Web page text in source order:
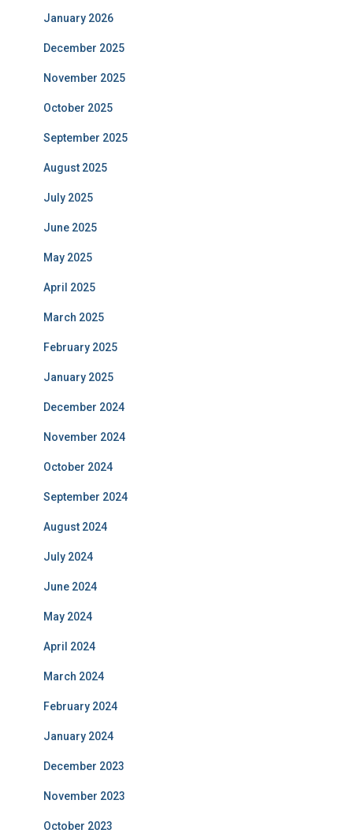
January 2026
December 2025
November 2025
October 2025
September 2025
August 2025
July 2025
June 2025
May 2025
April 2025
March 2025
February 2025
January 2025
December 2024
November 2024
October 2024
September 2024
August 2024
July 2024
June 2024
May 2024
April 2024
March 2024
February 2024
January 2024
December 2023
November 2023
October 2023